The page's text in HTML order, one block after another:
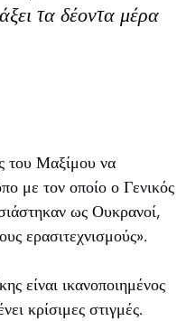
τα δέοντα μέρα
του Μαξίμου να
με τον οποίο ο Γενικός
ως Ουκρανοί,
ερασιτεχνισμούς».
είναι ικανοποιημένος
κρίσιμες στιγμές.